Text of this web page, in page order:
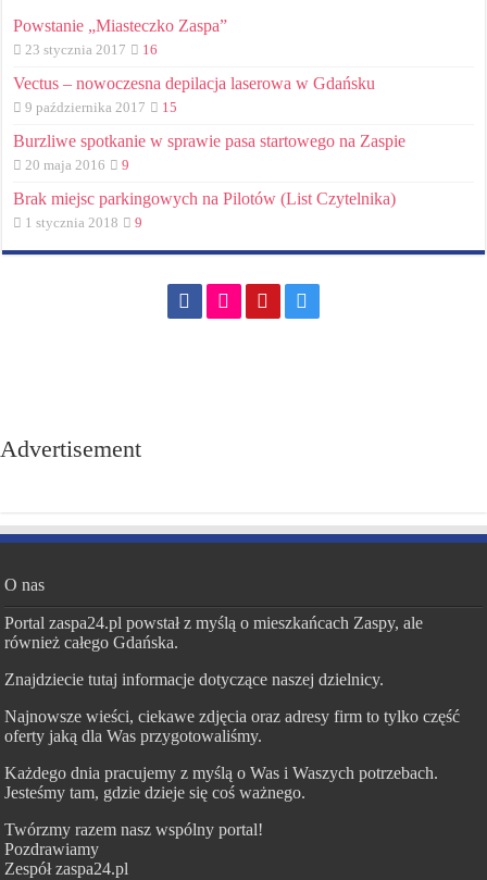
Powstanie „Miasteczko Zaspa”
23 stycznia 2017 16
Vectus – nowoczesna depilacja laserowa w Gdańsku
9 października 2017 15
Burzliwe spotkanie w sprawie pasa startowego na Zaspie
20 maja 2016 9
Brak miejsc parkingowych na Pilotów (List Czytelnika)
1 stycznia 2018 9
Advertisement
O nas
Portal zaspa24.pl powstał z myślą o mieszkańcach Zaspy, ale
również całego Gdańska.
Znajdziecie tutaj informacje dotyczące naszej dzielnicy.
Najnowsze wieści, ciekawe zdjęcia oraz adresy firm to tylko część
oferty jaką dla Was przygotowaliśmy.
Każdego dnia pracujemy z myślą o Was i Waszych potrzebach.
Jesteśmy tam, gdzie dzieje się coś ważnego.
Twórzmy razem nasz wspólny portal!
Pozdrawiamy
Zespół zaspa24.pl